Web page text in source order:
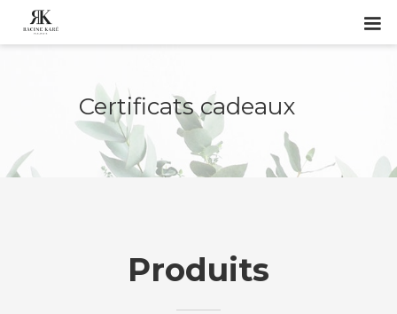
Certificats cadeaux
Produits